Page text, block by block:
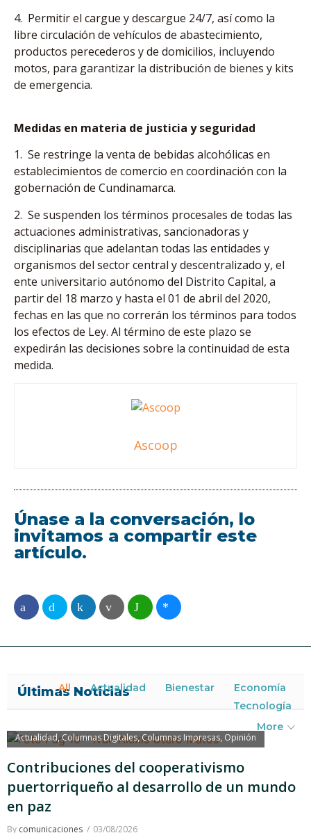
4. Permitir el cargue y descargue 24/7, así como la
libre circulación de vehículos de abastecimiento,
productos perecederos y de domicilios, incluyendo
motos, para garantizar la distribución de bienes y kits
de emergencia.
Medidas en materia de justicia y seguridad
1. Se restringe la venta de bebidas alcohólicas en
establecimientos de comercio en coordinación con la
gobernación de Cundinamarca.
2. Se suspenden los términos procesales de todas las
actuaciones administrativas, sancionadoras y
disciplinarias que adelantan todas las entidades y
organismos del sector central y descentralizado y, el
ente universitario autónomo del Distrito Capital, a
partir del 18 marzo y hasta el 01 de abril del 2020,
fechas en las que no correrán los términos para todos
los efectos de Ley. Al término de este plazo se
expedirán las decisiones sobre la continuidad de esta
medida.
Ascoop
Únase a la conversación, lo
invitamos a compartir este
artículo.
Últimas Noticias
All Actualidad Bienestar
Economía
Tecnología
More
Actualidad,Columnas Digitales,Columnas Impresas Opinión
Contribuciones del cooperativismo
puertorriqueño al desarrollo de un mundo
en paz
By comunicaciones 03/08/2026